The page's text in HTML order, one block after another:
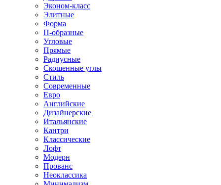
Эконом-класс
Элитные
Форма
П-образные
Угловые
Прямые
Радиусные
Скошенные углы
Стиль
Современные
Евро
Английские
Дизайнерские
Итальянские
Кантри
Классические
Лофт
Модерн
Прованс
Неоклассика